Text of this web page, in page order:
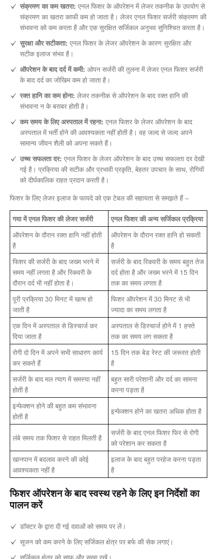
संक्रमण का कम खतरा: एनल फिशर के ऑपरेशन में लेजर तकनीक के उपयोग से
संक्रमण का खतरा काफी कम हो जाता है। लेजर एनल फिशर सर्जरी संक्रमण की
संभावना को कम करता है और एक सुरक्षित सर्जिकल अनुभव सुनिश्चित करता है।
सुरक्षा और सटीकता: एनल फिशर के लेजर ऑपरेशन के कारण सुरक्षित और
सटीक इलाज संभव है।
ऑपरेशन के बाद दर्द में कमी: ओपन सर्जरी की तुलना में लेजर एनल फिशर सर्जरी
के बाद दर्द का जोखिम कम हो जाता है।
रक्त हानि का कम होना: लेजर तकनीक से ऑपरेशन के बाद रक्त हानि की
संभावना न के बराबर होती है।
कम समय के लिए अस्पताल में रहना: एनल फिशर के लेजर ऑपरेशन के बाद
अस्पताल में भर्ती होने की आवश्यकता नहीं होती है। वह जल्द से जल्द अपने
सामान्य जीवन शैली को अपना सकते हैं।
उच्च सफलता दर: एनल फिशर के लेजर ऑपरेशन के बाद उच्च सफलता दर देखी
गई है। प्रक्रिया की सटीक और प्रभावी प्रकृति, बेहतर उपचार के साथ, रोगियों
को दीर्घकालिक राहत प्रदान करती है।
फिशर के लिए लेजर इलाज के फायदे को एक टेबल की सहायता से समझते हैं –
गया में एनल फिशर की लेजर सर्जरी
एनल फिशर की अन्य सर्जिकल प्रक्रिया
ऑपरेशन के दौरान रक्त हानि नहीं होती
है
ऑपरेशन के दौरान रक्त हानि हो सकती
है
फिशर की सर्जरी के बाद जख्म भरने में
समय नहीं लगता है और रिकवरी के
दौरान दर्द भी नहीं होता है।
सर्जरी के बाद रिकवरी के समय बहुत तेज
दर्द होता है और जख्म भरने में 15 दिन
तक का समय लगता है
पूरी प्रक्रिया 30 मिनट में खत्म हो
जाती है
फिशर ऑपरेशन में 30 मिनट से भी
ज्यादा का समय लगता है
एक दिन में अस्पताल से डिस्चार्ज कर
दिया जाता है
अस्पताल से डिस्चार्ज होने में 1 हफ्ते
तक का समय लग सकता है
रोगी दो दिन में अपने सभी साधारण कार्य
कर सकते हैं
15 दिन तक बेड रेस्ट की जरूरत होती
है
सर्जरी के बाद मल त्याग में समस्या नहीं
होती है
बहुत सारी परेशानी और दर्द का सामना
करना पड़ता है
इन्फेक्शन होने की बहुत कम संभावना
होती है
इन्फेक्शन होने का खतरा अधिक होता है
लंबे समय तक फिशर से राहत मिलती है
सर्जरी के बाद एनल फिशर फिर से रोगी
को परेशान कर सकता है
खानपान में बदलाव करने की कोई
आवश्यकता नहीं है
इलाज के बाद बहुत परहेज करना पड़ता
है
फिशर ऑपरेशन के बाद स्वस्थ रहने के लिए इन निर्देशों का
पालन करें
डॉक्टर के द्वारा दी गई दवाओं को समय पर लें।
सूजन को कम करने के लिए सर्जिकल क्षेत्र पर बर्फ की सेक लगाएं।
सर्जिकल क्षेत्र को साफ और सूखा रखें।